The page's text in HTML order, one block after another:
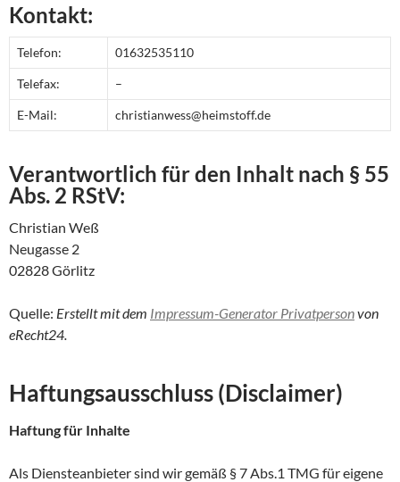
Kontakt:
Telefon: 01632535110
Telefax: –
E-Mail: christianwess@heimstoff.de
Verantwortlich für den Inhalt nach § 55
Abs. 2 RStV:
Christian Weß
Neugasse 2
02828 Görlitz
Quelle: Erstellt mit dem Impressum-Generator Privatpersonvon
eRecht24.
Haftungsausschluss (Disclaimer)
Haftung für Inhalte
Als Diensteanbieter sind wir gemäß § 7 Abs.1 TMG für eigene